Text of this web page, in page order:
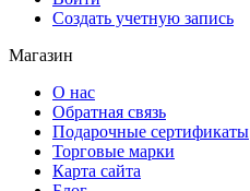
Создать учетную запись
Магазин
О нас
Обратная связь
Подарочные сертификаты
Торговые марки
Карта сайта